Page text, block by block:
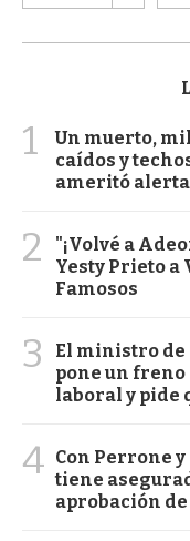
1
Un muerto,
caídos y
ameritó
2
"¡Volvé a
Yesty Prieto a
Famosos
3
El ministro
pone un freno
laboral y pide
4 Con Perrone
tiene
aprobación